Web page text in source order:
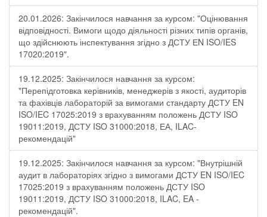
20.01.2026: Закінчилося навчання за курсом: "Оцінювання
відповідності. Вимоги щодо діяльності різних типів органів,
що здійснюють інспектування згідно з ДСТУ ЕN ISO/IES
17020:2019".
19.12.2025: Закінчилося навчання за курсом:
"Перепідготовка керівників, менеджерів з якості, аудиторів
та фахівців лабораторій за вимогами стандарту ДСТУ EN
ISO/IEC 17025:2019 з врахуванням положень ДСТУ ISO
19011:2019, ДСТУ ISO 31000:2018, ЕА, ILAC-
рекомендацій"
19.12.2025: Закінчилося навчання за курсом: "Внутрішній
аудит в лабораторіях згідно з вимогами ДСТУ EN ISO/IEC
17025:2019 з врахуванням положень ДСТУ ISO
19011:2019, ДСТУ ISO 31000:2018, ILAC, EA -
рекомендацій".